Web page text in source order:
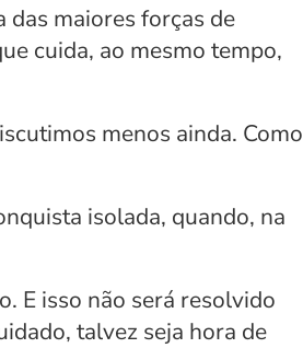
das maiores forças de
cuida, ao mesmo tempo,
menos ainda. Como
isolada, quando, na
E isso não será resolvido
talvez seja hora de